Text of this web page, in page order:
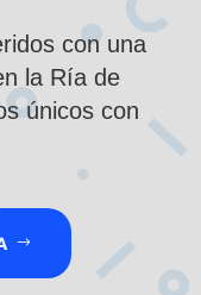
con una
la Ría de
únicos con